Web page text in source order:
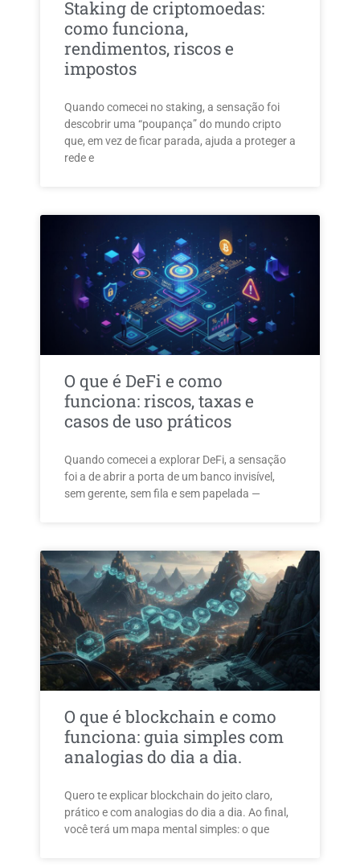
Staking de criptomoedas:
como funciona,
rendimentos, riscos e
impostos
Quando comecei no staking, a sensação foi
descobrir uma “poupança” do mundo cripto
que, em vez de ficar parada, ajuda a proteger a
rede e
O que é DeFi e como
funciona: riscos, taxas e
casos de uso práticos
Quando comecei a explorar DeFi, a sensação
foi a de abrir a porta de um banco invisível,
sem gerente, sem fila e sem papelada —
O que é blockchain e como
funciona: guia simples com
analogias do dia a dia.
Quero te explicar blockchain do jeito claro,
prático e com analogias do dia a dia. Ao final,
você terá um mapa mental simples: o que